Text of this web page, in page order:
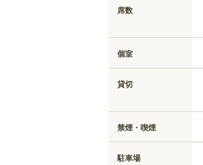
席数
個室
貸切
禁煙・喫煙
駐車場